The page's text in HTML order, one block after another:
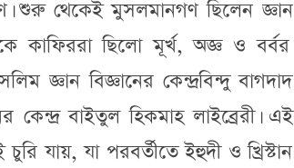
শুরু থেকেই মুসলমানগণ ছিলেন জ্ঞান
কাফিররা ছিলো মূর্খ, অজ্ঞ ও বর্বর।
জ্ঞান বিজ্ঞানের কেন্দ্রবিন্দু বাগদাদ
কেন্দ্র বাইতুল হিকমাহ লাইব্রেরী। এই
যায়, যা পরবর্তীতে ইহুদী ও খ্রিস্টান